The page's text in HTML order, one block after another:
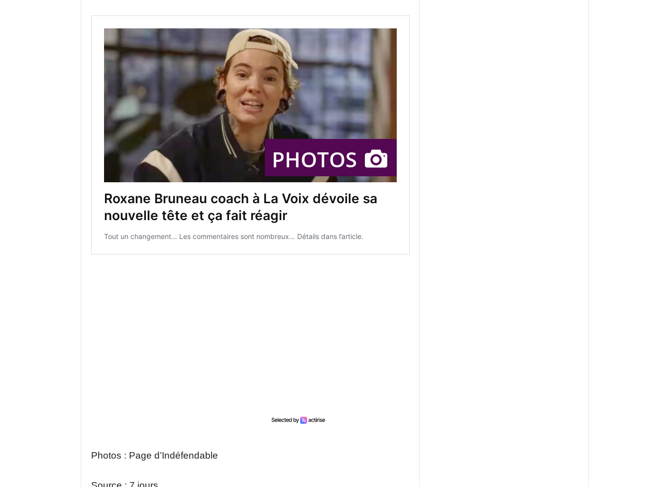
Photos : Page d’Indéfendable